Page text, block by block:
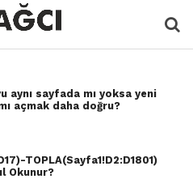
aynı sayfada mı yoksa yeni
açmak daha doğru?
TOPLA(Sayfa1!D2:D1801)
Okunur?